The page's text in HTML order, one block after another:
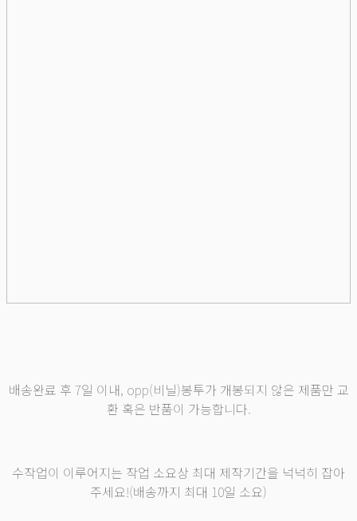
배송완료 후 7일 이내, opp(비닐)봉투가 개봉되지 않은 제품만 교
환 혹은 반품이 가능합니다.
수작업이 이루어지는 작업 소요상 최대 제작기간을 넉넉히 잡아
주세요!(배송까지 최대 10일 소요)